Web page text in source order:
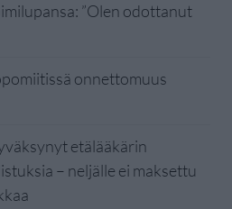
”Olen odottanut
onnettomuus
etälääkärin
– neljälle ei maksettu